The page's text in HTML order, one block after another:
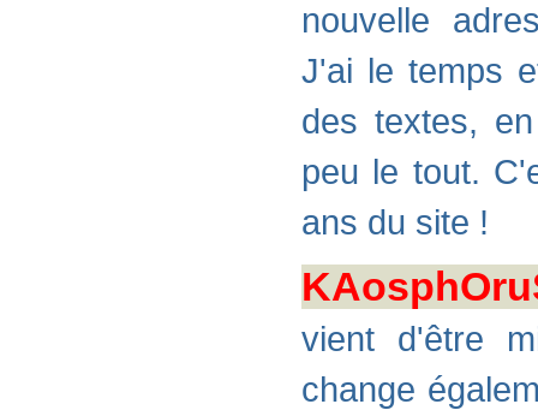
nouvelle
J'ai le temps
des textes,
peu le tout.
ans du site !
vient d'être
change